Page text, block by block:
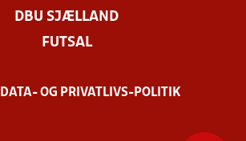
DBU SJÆLLAND
FUTSAL
OG PRIVATLIVS-POLITIK